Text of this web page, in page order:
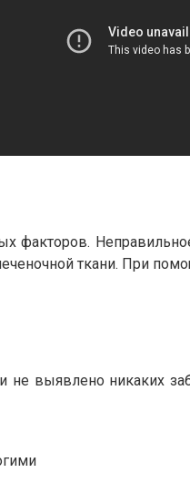
факторов.
ткани. При
выявлено никаких